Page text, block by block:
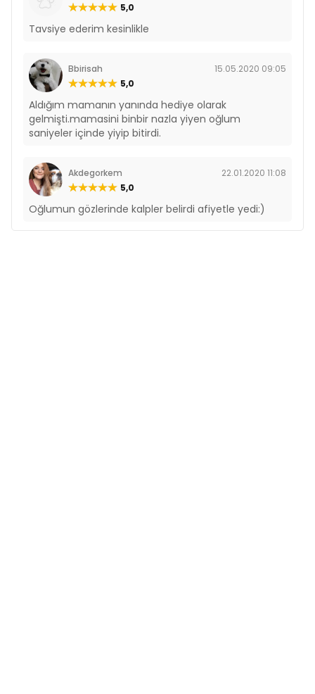
5,0
Tavsiye ederim kesinlikle
Bbirisah
15.05.2020 09:05
5,0
Aldığım mamanın yanında hediye olarak
gelmişti.mamasini binbir nazla yiyen oğlum
saniyeler içinde yiyip bitirdi.
Akdegorkem
22.01.2020 11:08
5,0
Oğlumun gözlerinde kalpler belirdi afiyetle yedi:)